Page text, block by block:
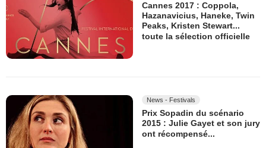
Cannes 2017 : Coppola,
Hazanavicius, Haneke, Twin
Peaks, Kristen Stewart...
toute la sélection officielle
News - Festivals
Prix Sopadin du scénario
2015 : Julie Gayet et son jury
ont récompensé...